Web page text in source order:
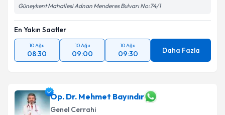
Güneykent Mahallesi Adnan Menderes Bulvarı No:74/1
En Yakın Saatler
10 Ağu
08:30
10 Ağu
09:00
10 Ağu
09:30 Daha Fazla
Op. Dr. Mehmet Bayındır
Genel Cerrahi